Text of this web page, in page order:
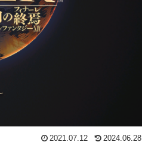
2021.07.12 2024.06.28